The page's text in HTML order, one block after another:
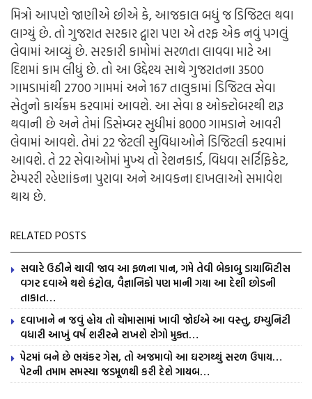
મિત્રો આપણે જાણીએ છીએ કે, આજકાલ બધું જ ડિજિટલ થવા
લાગ્યું છે. તો ગુજરાત સરકાર દ્વારા પણ એ તરફ એક નવું પગલું
લેવામાં આવ્યું છે. સરકારી કામોમાં સરળતા લાવવા માટે આ
દિશમાં કામ લીધું છે. તો આ ઉદ્દેશ્ય સાથે ગુજરાતના 3500
ગામડામાંથી 2700 ગામમાં અને 167 તાલુકામાં ડિજિટલ સેવા
સેતુનો કાર્યક્રમ કરવામાં આવશે. આ સેવા 8 ઓક્ટોબરથી શરૂ
થવાની છે અને તેમાં ડિસેમ્બર સુધીમાં 8000 ગામડાને આવરી
લેવામાં આવશે. તેમાં 22 જેટલી સુવિધાઓને ડિજિટલી કરવામાં
આવશે. તે 22 સેવાઓમાં મુખ્ય તો રેશનકાર્ડ, વિધવા સર્ટિફિકેટ,
ટેમ્પરરી રહેણાંકના પુરાવા અને આવકના દાખલાઓ સમાવેશ
થાય છે.
RELATED POSTS
સવારે ઉઠીને ચાવી જાવ આ ફળના પાન, ગમે તેવી બેકાબુ ડાયાબિટીસ
વગર દવાએ થશે કંટ્રોલ, વૈજ્ઞાનિકો પણ માની ગયા આ દેશી છોડની
તાકાત…
દવાખાને ન જવું હોય તો ચોમાસામાં ખાવી જોઈએ આ વસ્તુ, ઇમ્યુનિટી
વધારી આખું વર્ષ શરીરને રાખશે રોગો મુક્ત…
પેટમાં બને છે ભયંકર ગેસ, તો અજમાવો આ ઘરગથ્થું સરળ ઉપાય…
પેટની તમામ સમસ્યા જડમૂળથી કરી દેશે ગાયબ…